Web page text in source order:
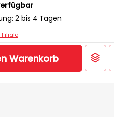
2 bis 4 Tagen
Filiale
Warenkorb